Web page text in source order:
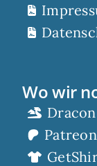
Wo wir
Dracon
Patreon